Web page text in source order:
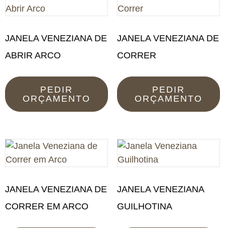
JANELA VENEZIANA DE
ABRIR ARCO
PEDIR
ORÇAMENTO
JANELA VENEZIANA DE
CORRER
PEDIR
ORÇAMENTO
JANELA VENEZIANA DE
CORRER EM ARCO
JANELA VENEZIANA
GUILHOTINA